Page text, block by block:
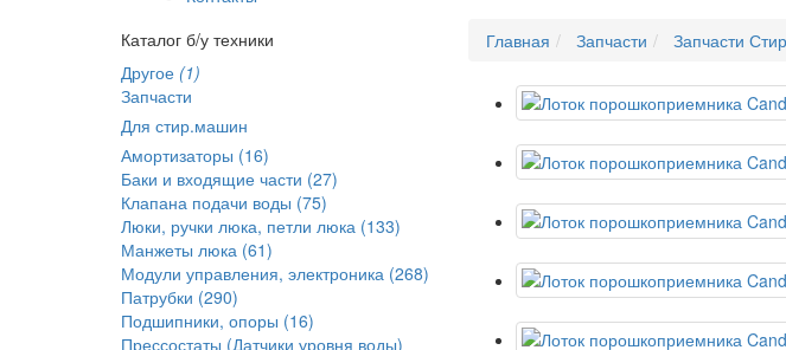
Каталог б/у техники
Другое (1)
Запчасти
Для стир.машин
Амортизаторы (16)
Баки и входящие части (27)
Клапана подачи воды (75)
Люки, ручки люка, петли люка (133)
Манжеты люка (61)
Модули управления, электроника (268)
Патрубки (290)
Подшипники, опоры (16)
Прессостаты (Датчики уровня воды)
Главная Запчасти Запчасти